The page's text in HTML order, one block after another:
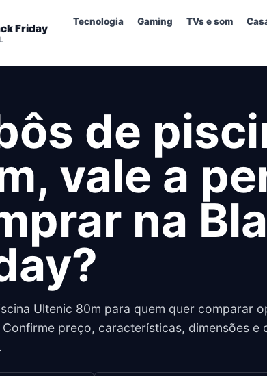
Friday
Tecnologia Gaming TVs e som
de
vale a
na
Ultenic 80m para quem quer comparar
Confirme preço, características, dimensões e